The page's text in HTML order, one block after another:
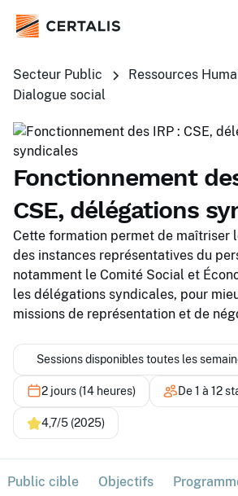
Secteur Public
Ressources
Dialogue social
Fonctionnement
CSE, délégations
Cette formation permet de maîtriser
des instances représentatives du
notamment le Comité Social et
les délégations syndicales, pour
missions de représentation et de
Sessions disponibles toutes les
2 jours (14 heures) De 1 à 12
4,7/5 (2025)
Public cible Objectifs